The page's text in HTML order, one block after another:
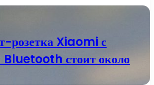
розетка Xiaomi с
Bluetooth стоит около